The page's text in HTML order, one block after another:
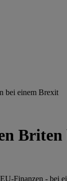
bei einem Brexit
Briten
Finanzen - bei